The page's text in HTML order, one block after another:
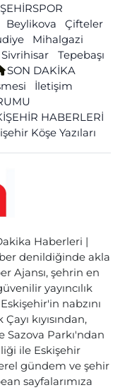
Beylikova
Çifteler
Mihalgazi
Sivrihisar
Tepebaşı
SON DAKİKA
İletişim
HABERLERİ
Köşe Yazıları
Haberleri |
denildiğinde akla
Ajansı, şehrin en
yayıncılık
nabzını
kıyısından,
Sazova Parkı'ndan
ile Eskişehir
gündem ve şehir
sayfalarımıza